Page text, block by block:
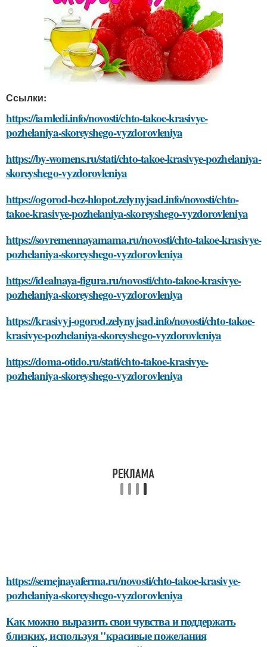
Ссылки:
https://iamledi.info/novosti/chto-takoe-krasivye-
pozhelaniya-skoreyshego-vyzdorovleniya
https://by-womens.ru/stati/chto-takoe-krasivye-pozhelaniya-
skoreyshego-vyzdorovleniya
https://ogorod-bez-hlopot.zelynyjsad.info/novosti/chto-
takoe-krasivye-pozhelaniya-skoreyshego-vyzdorovleniya
https://sovremennayamama.ru/novosti/chto-takoe-krasivye-
pozhelaniya-skoreyshego-vyzdorovleniya
https://idealnaya-figura.ru/novosti/chto-takoe-krasivye-
pozhelaniya-skoreyshego-vyzdorovleniya
https://krasivyj-ogorod.zelynyjsad.info/novosti/chto-takoe-
krasivye-pozhelaniya-skoreyshego-vyzdorovleniya
https://doma-otido.ru/stati/chto-takoe-krasivye-
pozhelaniya-skoreyshego-vyzdorovleniya
https://semejnayaferma.ru/novosti/chto-takoe-krasivye-
pozhelaniya-skoreyshego-vyzdorovleniya
Как можно выразить свои чувства и поддержать
близких, используя "красивые пожелания